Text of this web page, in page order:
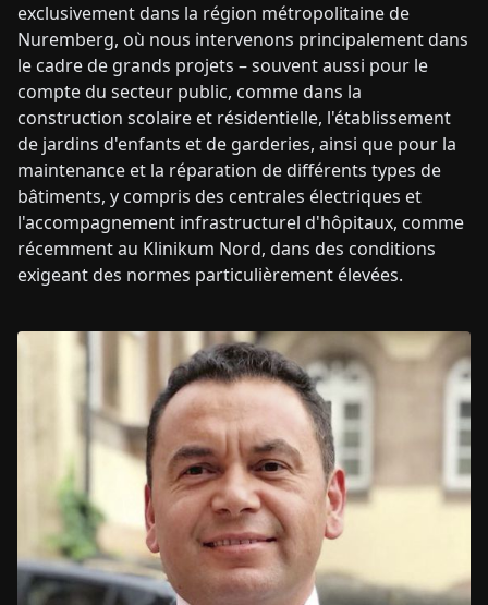
exclusivement dans la région métropolitaine de
Nuremberg, où nous intervenons principalement dans
le cadre de grands projets – souvent aussi pour le
compte du secteur public, comme dans la
construction scolaire et résidentielle, l'établissement
de jardins d'enfants et de garderies, ainsi que pour la
maintenance et la réparation de différents types de
bâtiments, y compris des centrales électriques et
l'accompagnement infrastructurel d'hôpitaux, comme
récemment au Klinikum Nord, dans des conditions
exigeant des normes particulièrement élevées.